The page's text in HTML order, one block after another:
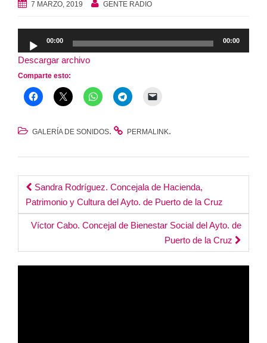
7 MARZO, 2019 GENTE RADIO
de
audio
00:00 00:00
Descargar archivo
Comparte esto:
GALERÍA DE SONIDOS. PERMALINK.
Post
navigation
Sandra Rodríguez. Concejala de Hacienda,
Patrimonio y Cultura del Ayto. de Puerto de la Cruz
Víctor Cabo. Concejal de Bienestar Social del Ayto. de
Puerto de la Cruz